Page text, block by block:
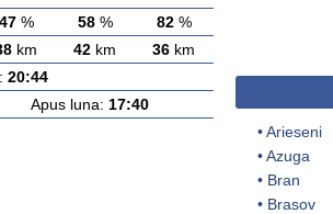
47% 58% 82%
km 42 km 36 km
20:44
Apus luna: 17:40
•Arieseni
•Azuga
• Bran
• Brasov